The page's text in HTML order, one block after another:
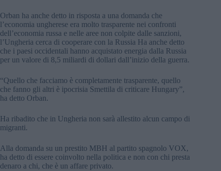
Orban ha anche detto in risposta a una domanda che
l’economia ungherese era molto trasparente nei confronti
dell’economia russa e nelle aree non colpite dalle sanzioni,
l’Ungheria cerca di cooperare con la Russia Ha anche detto
che i paesi occidentali hanno acquistato energia dalla Russia
per un valore di 8,5 miliardi di dollari dall’inizio della guerra.
“Quello che facciamo è completamente trasparente, quello
che fanno gli altri è ipocrisia Smettila di criticare Hungary”,
ha detto Orban.
Ha ribadito che in Ungheria non sarà allestito alcun campo di
migranti.
Alla domanda su un prestito MBH al partito spagnolo VOX,
ha detto di essere coinvolto nella politica e non con chi presta
denaro a chi, che è un affare privato.